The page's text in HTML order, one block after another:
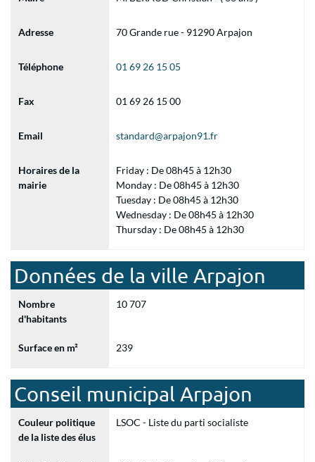
Adresse 70 Grande rue - 91290 Arpajon
Téléphone 01 69 26 15 05
Fax 01 69 26 15 00
Email standard@arpajon91.fr
Horaires de la
mairie
Friday : De 08h45 à 12h30
Monday : De 08h45 à 12h30
Tuesday : De 08h45 à 12h30
Wednesday : De 08h45 à 12h30
Thursday : De 08h45 à 12h30
Données de la ville Arpajon
Nombre
d'habitants
10 707
Surface en m² 239
Conseil municipal Arpajon
Couleur politique
de la liste des élus
LSOC - Liste du parti socialiste